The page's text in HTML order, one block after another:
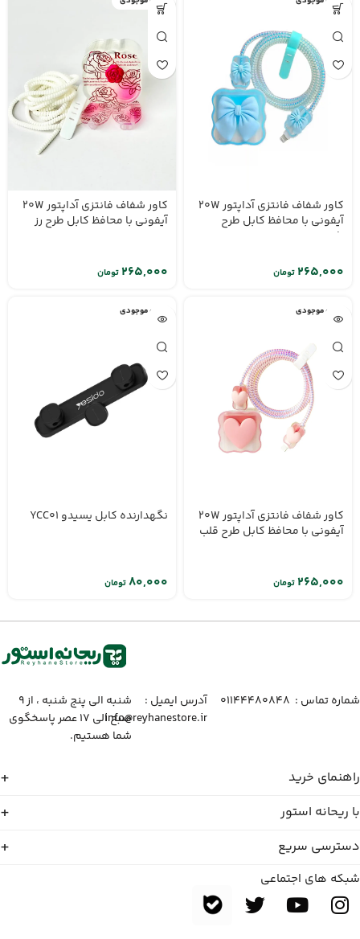
کاور شفاف فانتزی آداپتور 20W
آیفونی با محافظ کابل طرح
پاپیونی
تومان
کاور شفاف فانتزی آداپتور 20W
آیفونی با محافظ کابل طرح رز
تومان
اتمام موجودی
کاور شفاف فانتزی آداپتور 20W
آیفونی با محافظ کابل طرح قلب
تومان
اتمام موجودی
نگهدارنده کابل یسیدو YCC01
تومان
شماره تماس :‌ ۰۱۱۴۴۴۸۰۸۴۸
آدرس ایمیل :‌
info@reyhanestore.ir
شنبه الی پنج شنبه ، از ۹
صبح الی ۱۷ عصر پاسخگوی
شما هستیم.
راهنمای خرید
با ریحانه استور
دسترسی سریع
شبکه های اجتماعی